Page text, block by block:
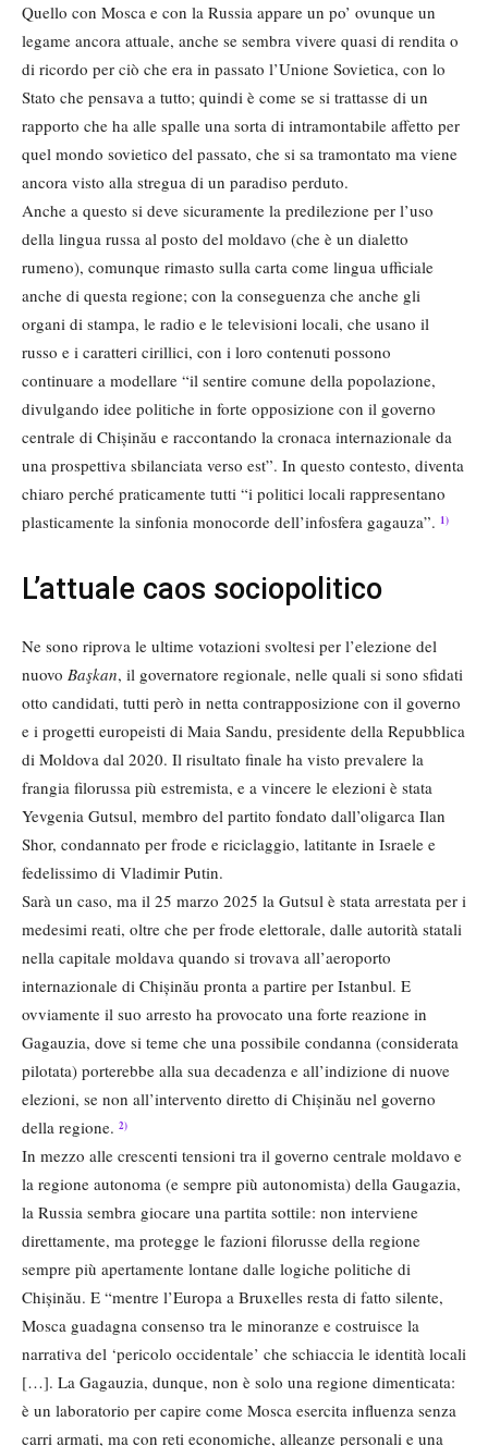
Quello con Mosca e con la Russia appare un po’ ovunque un
legame ancora attuale, anche se sembra vivere quasi di rendita o
di ricordo per ciò che era in passato l’Unione Sovietica, con lo
Stato che pensava a tutto; quindi è come se si trattasse di un
rapporto che ha alle spalle una sorta di intramontabile affetto per
quel mondo sovietico del passato, che si sa tramontato ma viene
ancora visto alla stregua di un paradiso perduto.
Anche a questo si deve sicuramente la predilezione per l’uso
della lingua russa al posto del moldavo (che è un dialetto
rumeno), comunque rimasto sulla carta come lingua ufficiale
anche di questa regione; con la conseguenza che anche gli
organi di stampa, le radio e le televisioni locali, che usano il
russo e i caratteri cirillici, con i loro contenuti possono
continuare a modellare “il sentire comune della popolazione,
divulgando idee politiche in forte opposizione con il governo
centrale di Chișinău e raccontando la cronaca internazionale da
una prospettiva sbilanciata verso est”. In questo contesto, diventa
chiaro perché praticamente tutti “i politici locali rappresentano
plasticamente la sinfonia monocorde dell’infosfera gagauza”. 1)
L’attuale caos sociopolitico
Ne sono riprova le ultime votazioni svoltesi per l’elezione del
nuovo Başkan, il governatore regionale, nelle quali si sono sfidati
otto candidati, tutti però in netta contrapposizione con il governo
e i progetti europeisti di Maia Sandu, presidente della Repubblica
di Moldova dal 2020. Il risultato finale ha visto prevalere la
frangia filorussa più estremista, e a vincere le elezioni è stata
Yevgenia Gutsul, membro del partito fondato dall’oligarca Ilan
Shor, condannato per frode e riciclaggio, latitante in Israele e
fedelissimo di Vladimir Putin.
Sarà un caso, ma il 25 marzo 2025 la Gutsul è stata arrestata per i
medesimi reati, oltre che per frode elettorale, dalle autorità statali
nella capitale moldava quando si trovava all’aeroporto
internazionale di Chișinău pronta a partire per Istanbul. E
ovviamente il suo arresto ha provocato una forte reazione in
Gagauzia, dove si teme che una possibile condanna (considerata
pilotata) porterebbe alla sua decadenza e all’indizione di nuove
elezioni, se non all’intervento diretto di Chișinău nel governo
della regione. 2)
In mezzo alle crescenti tensioni tra il governo centrale moldavo e
la regione autonoma (e sempre più autonomista) della Gaugazia,
la Russia sembra giocare una partita sottile: non interviene
direttamente, ma protegge le fazioni filorusse della regione
sempre più apertamente lontane dalle logiche politiche di
Chișinău. E “mentre l’Europa a Bruxelles resta di fatto silente,
Mosca guadagna consenso tra le minoranze e costruisce la
narrativa del ‘pericolo occidentale’ che schiaccia le identità locali
[…]. La Gagauzia, dunque, non è solo una regione dimenticata:
è un laboratorio per capire come Mosca esercita influenza senza
carri armati, ma con reti economiche, alleanze personali e una